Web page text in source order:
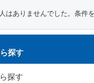
はありませんでした。条件
探す
探す